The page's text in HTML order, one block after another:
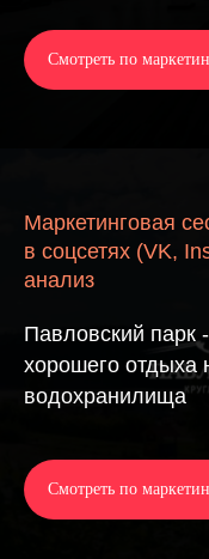
Смотреть по
Маркетинговая
в соцсетях (VK,
анализ
Павловский парк
хорошего отдыха
водохранилища
Смотреть по